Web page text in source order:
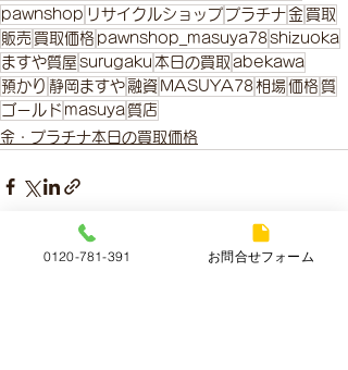
pawnshop リサイクルショップ プラチナ 金 買取
販売 買取価格 pawnshop_masuya78shizuoka
ますや質屋 surugaku 本日の買取 abekawa
預かり 静岡ますや 融資 MASUYA78相場 価格質
ゴールド masuya質店
金・プラチナ本日の買取価格
最新記事 すべて表示
0120-781-391 お問合せフォーム